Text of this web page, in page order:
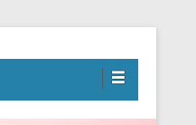
アドベンチャー